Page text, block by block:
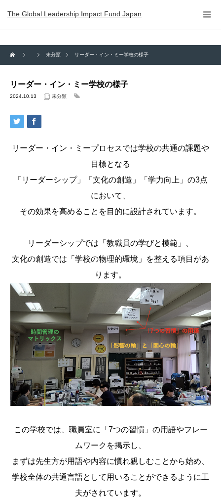
The Global Leadership Impact Fund Japan
未分類 リーダー・イン・ミー学校の様子
リーダー・イン・ミー学校の様子
2024.10.13 未分類
リーダー・イン・ミープロセスでは学校の共通の課題や
目標となる
「リーダーシップ」「文化の創造」「学力向上」の3点
において、
その効果を高めることを目的に設計されています。
リーダーシップでは「教職員の学びと模範」、
文化の創造では「学校の物理的環境」を整える項目があ
ります。
この学校では、職員室に「7つの習慣」の用語やフレー
ムワークを掲示し、
まずは先生方が用語や内容に慣れ親しむことから始め、
学校全体の共通言語として用いることができるように工
夫がされています。